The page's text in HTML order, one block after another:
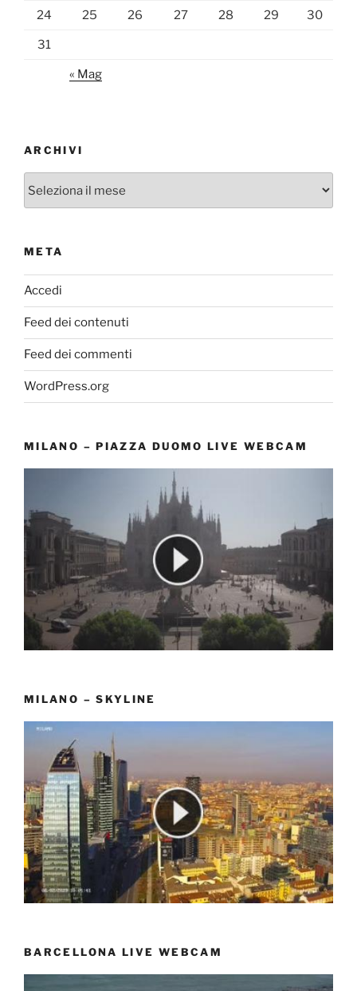
24 25 26 27 28 29 30
31
« Mag
ARCHIVI
META
Accedi
Feed dei contenuti
Feed dei commenti
WordPress.org
MILANO – PIAZZA DUOMO LIVE WEBCAM
MILANO – SKYLINE
BARCELLONA LIVE WEBCAM